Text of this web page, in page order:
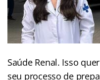
Saúde Renal. Isso
seu processo de